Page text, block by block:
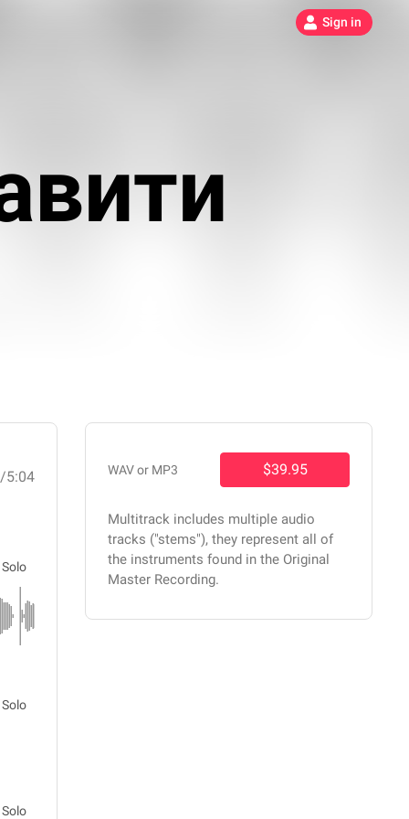
Sign in
/5:04
Solo
Solo
Solo
WAV or MP3 $39.95
Multitrack includes multiple audio
tracks ("stems"), they represent all of
the instruments found in the Original
Master Recording.